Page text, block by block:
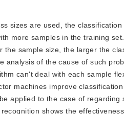
sizes are used, the
more samples in the training
the sample size, the larger the
analysis of the cause of such
can't deal with each sample
machines improve
applied to the case of
shows the